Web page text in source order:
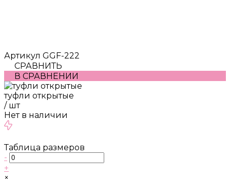
Артикул GGF-222
СРАВНИТЬ
В СРАВНЕНИИ
туфли открытые
/ шт
Нет в наличии
Таблица размеров
-
+